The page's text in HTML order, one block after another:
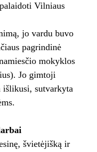
Vilniaus
jo vardu buvo
pagrindinė
mokyklos
Jo gimtoji
išlikusi, sutvarkyta
švietėjišką ir